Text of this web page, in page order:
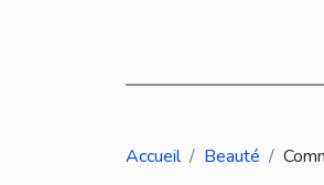
Accueil Beauté